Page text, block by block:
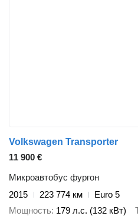
Volkswagen Transporter
11 900 €
Микроавтобус фургон
2015
223 774 км
Euro 5
Мощность 179 л.с. (132 кВт)